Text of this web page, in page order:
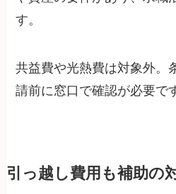
す。
共益費や光熱費は対象外。
請前に窓口で確認が必要で
引っ越し費用も補助の